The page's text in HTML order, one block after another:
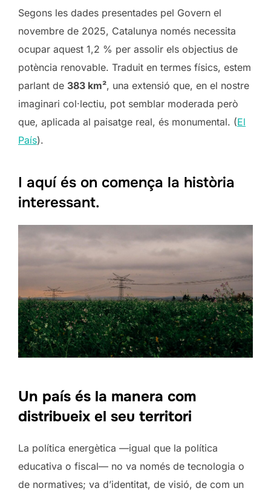
Segons les dades presentades pel Govern el
novembre de 2025, Catalunya només necessita
ocupar aquest 1,2 % per assolir els objectius de
potència renovable. Traduit en termes físics, estem
parlant de 383 km², una extensió que, en el nostre
imaginari col·lectiu, pot semblar moderada però
que, aplicada al paisatge real, és monumental. (El
País).
I aquí és on comença la història
interessant.
Un país és la manera com
distribueix el seu territori
La política energètica —igual que la política
educativa o fiscal— no va només de tecnologia o
de normatives; va d’identitat, de visió, de com un